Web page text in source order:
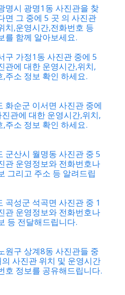
명시 광명1동 사진관을 찾
면 그 중에 5 곳 의 사진관
치,운영시간,전화번호 등
를 함께 알아보세요.
구 가정1동 사진관 중에 5
관에 대한 운영시간,위치,
,주소 정보 확인 하세요.
화순군 이서면 사진관 중에
관에 대한 운영시간,위치,
,주소 정보 확인 하세요.
군산시 월명동 사진관 중 5
관 운영정보와 전화번호나
그리고 주소 등 알려드립
곡성군 석곡면 사진관 중 1
관 운영정보와 전화번호나
등 전달해드립니다.
원구 상계8동 사진관들 중
사진관 위치 및 운영시간
호 정보를 공유해드립니다.